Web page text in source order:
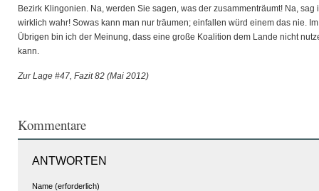
Bezirk Klingonien. Na, werden Sie sagen, was der zusammenträumt! Na, sag
wirklich wahr! Sowas kann man nur träumen; einfallen würd einem das nie. Im
Übrigen bin ich der Meinung, dass eine große Koalition dem Lande nicht
kann.
Zur Lage #47, Fazit 82 (Mai 2012)
Kommentare
ANTWORTEN
Name (erforderlich)